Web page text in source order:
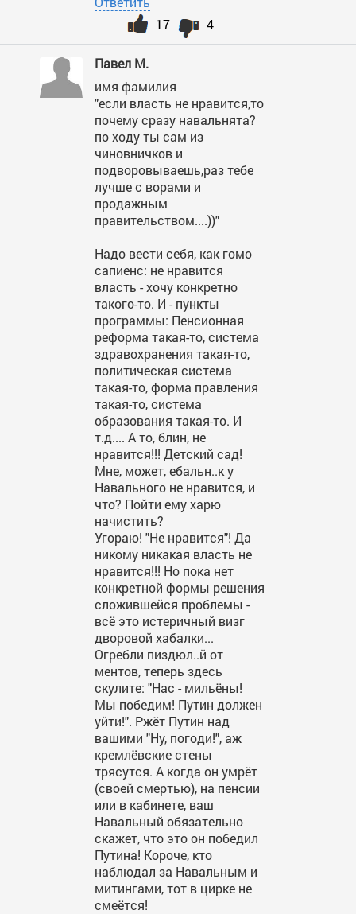
4
17
Павел М.
имя фамилия
"если власть не нравится,то
почему сразу навальнята?
по ходу ты сам из
чиновничков и
подворовываешь,раз тебе
лучше с ворами и
продажным
правительством....))"
Надо вести себя, как гомо
сапиенс: не нравится
власть - хочу конкретно
такого-то. И - пункты
программы: Пенсионная
реформа такая-то, система
здравохранения такая-то,
политическая система
такая-то, форма правления
такая-то, система
образования такая-то. И
т.д.... А то, блин, не
нравится!!! Детский сад!
Мне, может, ебальн..к у
Навального не нравится, и
что? Пойти ему харю
начистить?
Угораю! "Не нравится"! Да
никому никакая власть не
нравится!!! Но пока нет
конкретной формы решения
сложившейся проблемы -
всё это истеричный визг
дворовой хабалки...
Огребли пиздюл..й от
ментов, теперь здесь
скулите: "Нас - мильёны!
Мы победим! Путин должен
уйти!". Ржёт Путин над
вашими "Ну, погоди!", аж
кремлёвские стены
трясутся. А когда он умрёт
(своей смертью), на пенсии
или в кабинете, ваш
Навальный обязательно
скажет, что это он победил
Путина! Короче, кто
наблюдал за Навальным и
митингами, тот в цирке не
смеётся!